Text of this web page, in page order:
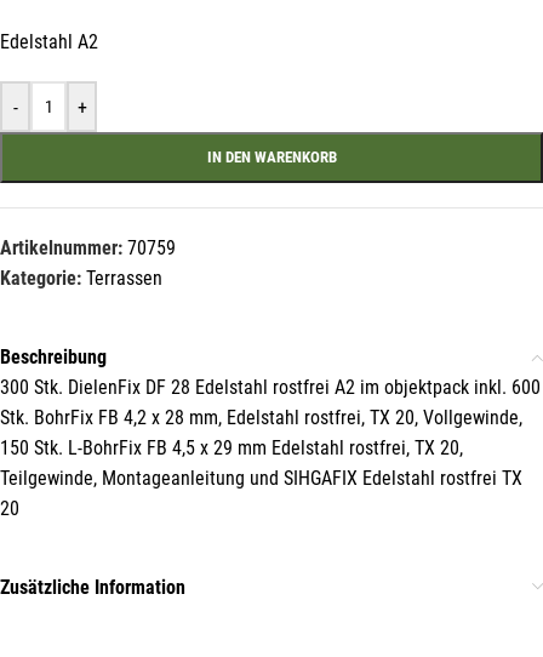
Edelstahl A2
- +
IN DEN WARENKORB
Artikelnummer: 70759
Kategorie: Terrassen
Beschreibung
300 Stk. DielenFix DF 28 Edelstahl rostfrei A2 im objektpack inkl. 600
Stk. BohrFix FB 4,2 x 28 mm, Edelstahl rostfrei, TX 20, Vollgewinde,
150 Stk. L-BohrFix FB 4,5 x 29 mm Edelstahl rostfrei, TX 20,
Teilgewinde, Montageanleitung und SIHGAFIX Edelstahl rostfrei TX
20
Zusätzliche Information
Mit unserem Newsletter sind Sie
immer top-informiert über
Name*